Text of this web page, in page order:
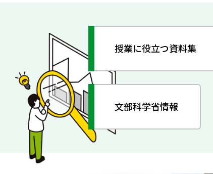
授業に役立つ資料集
文部科学省情報